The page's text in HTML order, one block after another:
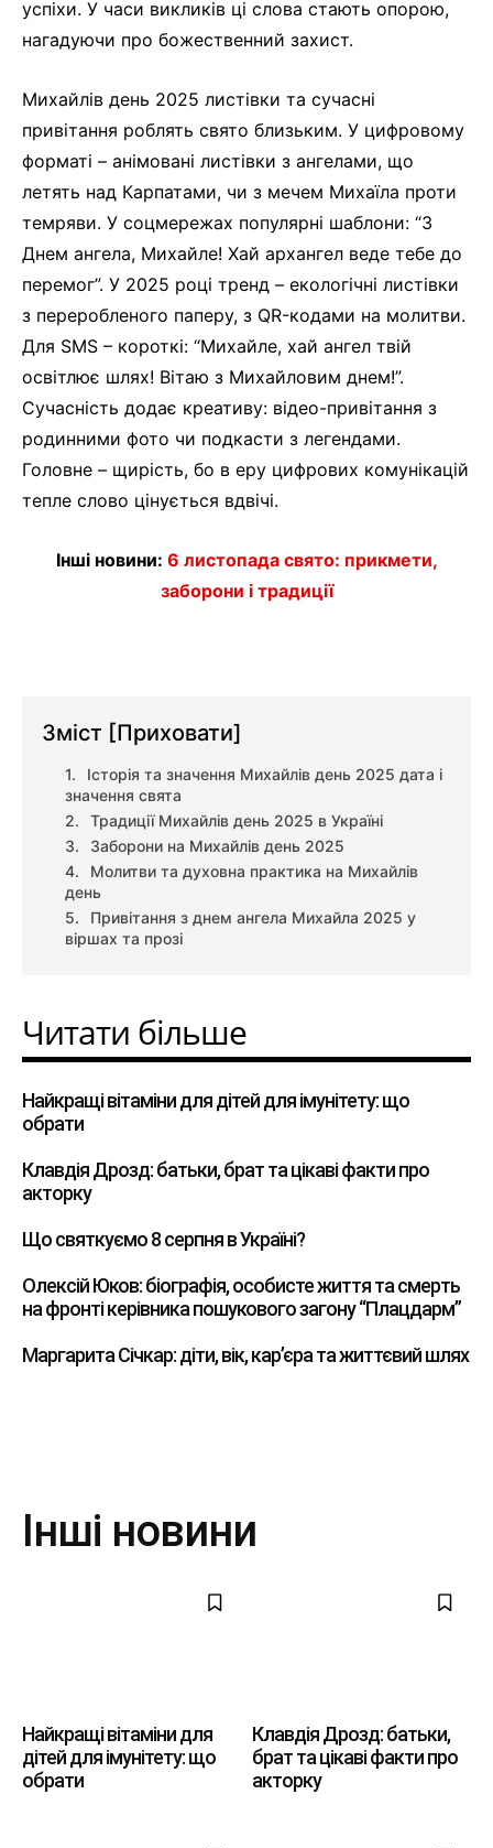
успіхи. У часи викликів ці слова стають опорою,
нагадуючи про божественний захист.
Михайлів день 2025 листівки та сучасні
привітання роблять свято близьким. У цифровому
форматі – анімовані листівки з ангелами, що
летять над Карпатами, чи з мечем Михаїла проти
темряви. У соцмережах популярні шаблони: “З
Днем ангела, Михайле! Хай архангел веде тебе до
перемог”. У 2025 році тренд – екологічні листівки
з переробленого паперу, з QR-кодами на молитви.
Для SMS – короткі: “Михайле, хай ангел твій
освітлює шлях! Вітаю з Михайловим днем!”.
Сучасність додає креативу: відео-привітання з
родинними фото чи подкасти з легендами.
Головне – щирість, бо в еру цифрових комунікацій
тепле слово цінується вдвічі.
Інші новини: 6 листопада свято: прикмети,
заборони і традиції
Зміст [Приховати]
Історія та значення Михайлів день 2025 дата і
значення свята
Традиції Михайлів день 2025 в Україні
Заборони на Михайлів день 2025
Молитви та духовна практика на Михайлів
день
Привітання з днем ангела Михайла 2025 у
віршах та прозі
Читати більше
Найкращі вітаміни для дітей для імунітету: що
обрати
Клавдія Дрозд: батьки, брат та цікаві факти про
акторку
Що святкуємо 8 серпня в Україні?
Олексій Юков: біографія, особисте життя та смерть
на фронті керівника пошукового загону “Плацдарм”
Маргарита Січкар: діти, вік, кар’єра та життєвий шлях
Інші новини
Найкращі вітаміни для
дітей для імунітету: що
обрати
Клавдія Дрозд: батьки,
брат та цікаві факти про
акторку